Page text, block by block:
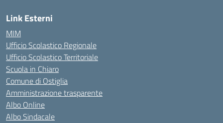
Link Esterni
MIM
Ufficio Scolastico Regionale
Ufficio Scolastico Territoriale
Scuola in Chiaro
Comune di Ostiglia
Amministrazione trasparente
Albo Online
Albo Sindacale